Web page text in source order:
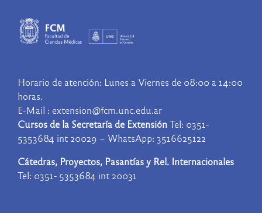
Horario de atención: Lunes a Viernes de 08:00 a 14:00
horas.
E-Mail : extension@fcm.unc.edu.ar
Cursos de la Secretaría de ExtensiónTel: 0351-
5353684 int 20029 – WhatsApp: 3516625122
Cátedras, Proyectos, Pasantías y Rel. Internacionales
Tel: 0351- 5353684 int 20031